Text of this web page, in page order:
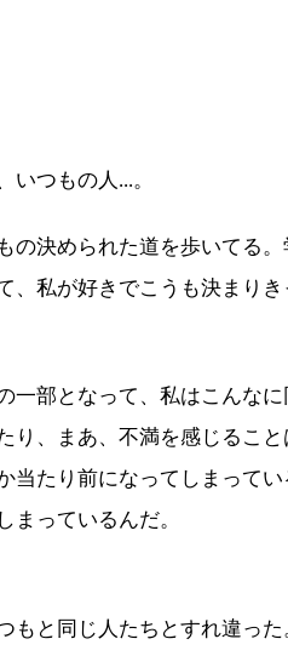
いつもの人...。
の決められた道を歩いてる
、私が好きでこうも決まり
一部となって、私はこんな
り、まあ、不満を感じること
当たり前になってしまってい
まっているんだ。
もと同じ人たちとすれ違っ